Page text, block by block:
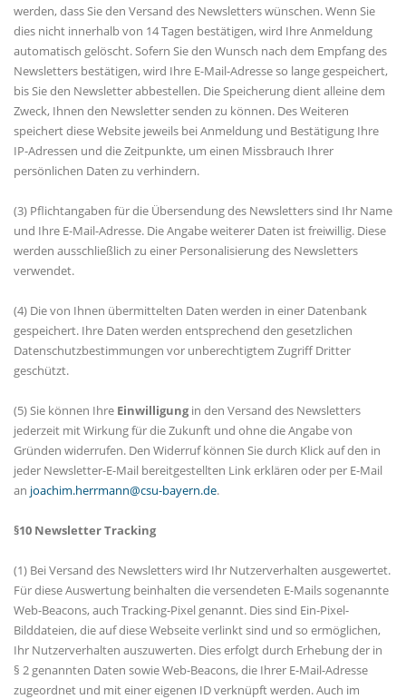
werden, dass Sie den Versand des Newsletters wünschen. Wenn Sie
dies nicht innerhalb von 14 Tagen bestätigen, wird Ihre Anmeldung
automatisch gelöscht. Sofern Sie den Wunsch nach dem Empfang des
Newsletters bestätigen, wird Ihre E-Mail-Adresse so lange gespeichert,
bis Sie den Newsletter abbestellen. Die Speicherung dient alleine dem
Zweck, Ihnen den Newsletter senden zu können. Des Weiteren
speichert diese Website jeweils bei Anmeldung und Bestätigung Ihre
IP-Adressen und die Zeitpunkte, um einen Missbrauch Ihrer
persönlichen Daten zu verhindern.
(3) Pflichtangaben für die Übersendung des Newsletters sind Ihr Name
und Ihre E-Mail-Adresse. Die Angabe weiterer Daten ist freiwillig. Diese
werden ausschließlich zu einer Personalisierung des Newsletters
verwendet.
(4) Die von Ihnen übermittelten Daten werden in einer Datenbank
gespeichert. Ihre Daten werden entsprechend den gesetzlichen
Datenschutzbestimmungen vor unberechtigtem Zugriff Dritter
geschützt.
(5) Sie können Ihre Einwilligungin den Versand des Newsletters
jederzeit mit Wirkung für die Zukunft und ohne die Angabe von
Gründen widerrufen. Den Widerruf können Sie durch Klick auf den in
jeder Newsletter-E-Mail bereitgestellten Link erklären oder per E-Mail
an joachim.herrmann@csu-bayern.de.
§10 Newsletter Tracking
(1) Bei Versand des Newsletters wird Ihr Nutzerverhalten ausgewertet.
Für diese Auswertung beinhalten die versendeten E-Mails sogenannte
Web-Beacons, auch Tracking-Pixel genannt. Dies sind Ein-Pixel-
Bilddateien, die auf diese Webseite verlinkt sind und so ermöglichen,
Ihr Nutzerverhalten auszuwerten. Dies erfolgt durch Erhebung der in
§ 2 genannten Daten sowie Web-Beacons, die Ihrer E-Mail-Adresse
zugeordnet und mit einer eigenen ID verknüpft werden. Auch im